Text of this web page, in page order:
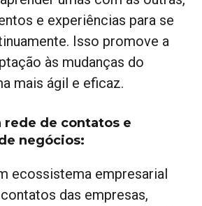
e experiências para se
Isso promove a
às mudanças do
mais ágil e eficaz.
rede de contatos e
negócios:
ecossistema empresarial
das empresas,